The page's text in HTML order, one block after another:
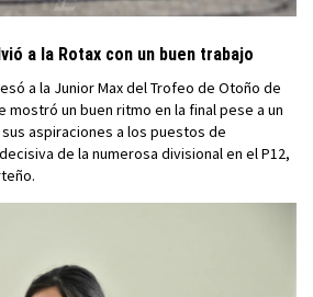
a la Rotax con un buen trabajo
a la Junior Max del Trofeo de Otoño de
mostró un buen ritmo en la final pese a un
aspiraciones a los puestos de
de la numerosa divisional en el P12,